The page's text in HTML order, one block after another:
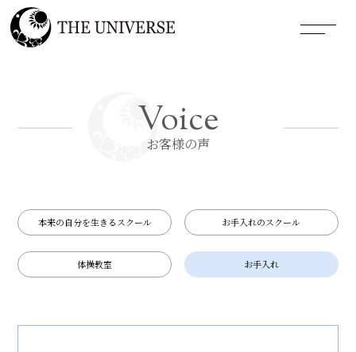
Voice
お客様の声
本来の自分を生きるスクール お手入れのスクール
体操教室 お手入れ